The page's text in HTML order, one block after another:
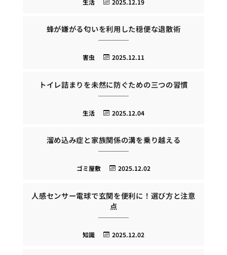
蜂が嫌がる匂いを利用した穏便な退散術
2025.12.11
害虫
トイレ詰まりを未然に防ぐための三つの習慣
2025.12.04
生活
溜め込み症と家族関係の溝を乗り越える
2025.12.02
ゴミ屋敷
人感センサー電球で玄関を便利に！選び方と注意
点
2025.12.02
知識